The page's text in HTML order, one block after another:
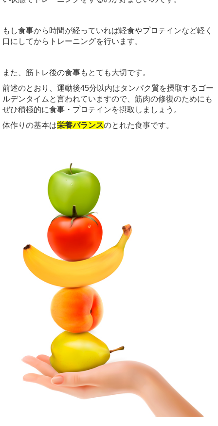
もし食事から時間が経っていれば軽食やプロテインなど軽く
口にしてからトレーニングを行います。
また、筋トレ後の食事もとても大切です。
前述のとおり、運動後45分以内はタンパク質を摂取するゴー
ルデンタイムと言われていますので、筋肉の修復のためにも
ぜひ積極的に食事・プロテインを摂取しましょう。
体作りの基本は栄養バランスのとれた食事です。